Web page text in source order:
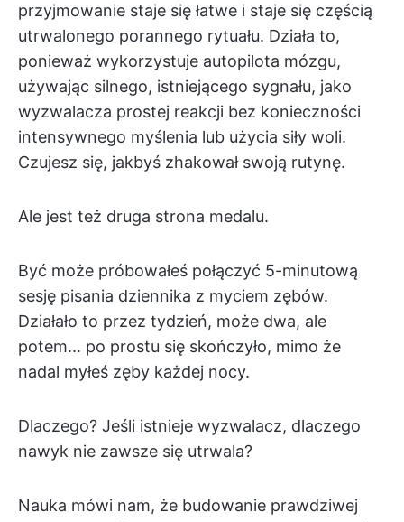
przyjmowanie staje się łatwe i staje się częścią
utrwalonego porannego rytuału. Działa to,
ponieważ wykorzystuje autopilota mózgu,
używając silnego, istniejącego sygnału, jako
wyzwalacza prostej reakcji bez konieczności
intensywnego myślenia lub użycia siły woli.
Czujesz się, jakbyś zhakował swoją rutynę.
Ale jest też druga strona medalu.
Być może próbowałeś połączyć 5-minutową
sesję pisania dziennika z myciem zębów.
Działało to przez tydzień, może dwa, ale
potem... po prostu się skończyło, mimo że
nadal myłeś zęby każdej nocy.
Dlaczego? Jeśli istnieje wyzwalacz, dlaczego
nawyk nie zawsze się utrwala?
Nauka mówi nam, że budowanie prawdziwej